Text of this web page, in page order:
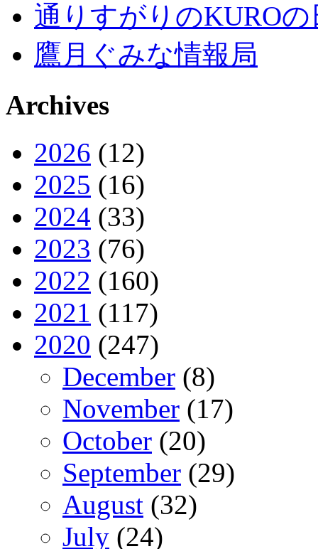
通りすがりのKURO
鷹月ぐみな情報局
Archives
2026 (12)
2025 (16)
2024 (33)
2023 (76)
2022 (160)
2021 (117)
2020 (247)
December (8)
November (17)
October (20)
September (29)
August (32)
July (24)